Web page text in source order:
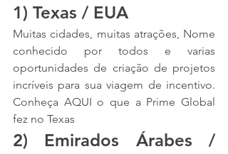
1) Texas / EUA
Muitas cidades, muitas atrações, Nome
conhecido por todos e varias
oportunidades de criação de projetos
incríveis para sua viagem de incentivo.
Conheça AQUI o que a Prime Global
fez no Texas
2) Emirados Árabes /